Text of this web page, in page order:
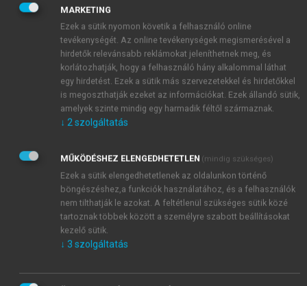
Pataki Nóra arról készített kutatást, hogy milyen
gyakori a diákok közötti iskolai zaklatás 6., 7. és 8.
osztályos tanulók körében. A kutatás eredményeiről
beszámoló tanulmány bevezetéseként világosan
meghatározzák, mi számít bullyingnak, és kik
lehetnek a szereplői. Bár az „iskolai zaklatás
(bullying) sokféle arcot ölthet, nehezen
megragadható jelenség”, mégis van, ami minden
ismétlődően és hosszú időn keresztül kell fennállnia”
Nagy–Körmendi–Pataki 2012: 130.). Mivel Csaba
csak egyszer bántalmazta Balázst, így ez a tett nem
nevezhető egyértelműen bullyingnak, de az ütések, a
megkötözés és az osztály veszteseként történő
megbélyegzés mind-mind olyan „negatív
Azonban a Fannit, Domit vagy Kristófot ért ismétlődő
MARKETING
Ezek a sütik nyomon követik a felhasználó online
tevékenységét. Az online tevékenységek megismerésével a
hirdetők relevánsabb reklámokat jeleníthetnek meg, és
korlátozhatják, hogy a felhasználó hány alkalommal láthat
egy hirdetést. Ezek a sütik más szervezetekkel és hirdetőkkel
is megoszthatják ezeket az információkat. Ezek állandó sütik,
amelyek szinte mindig egy harmadik féltől származnak.
↓ 2szolgáltatás
MŰKÖDÉSHEZ ELENGEDHETETLEN (mindig szükséges)
Ezek a sütik elengedhetetlenek az oldalunkon történő
böngészéshez,a funkciók használatához, és a felhasználók
nem tilthatják le azokat. A feltétlenül szükséges sütik közé
tartoznak többek között a személyre szabott beállításokat
kezelő sütik.
↓ 3 szolgáltatás